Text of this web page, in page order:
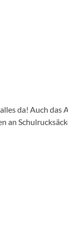
da! Auch das
an